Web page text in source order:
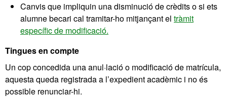
Canvis que impliquin una disminució de crèdits o si ets
alumne becari cal tramitar-ho mitjançant el tràmit
específic de modificació.
Tingues en compte
Un cop concedida una anul·lació o modificació de matrícula,
aquesta queda registrada a l’expedient acadèmic i no és
possible renunciar-hi.